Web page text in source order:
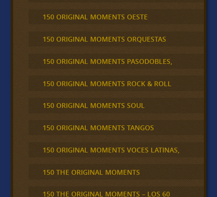
150 ORIGINAL MOMENTS OESTE
150 ORIGINAL MOMENTS ORQUESTAS
150 ORIGINAL MOMENTS PASODOBLES,
150 ORIGINAL MOMENTS ROCK & ROLL
150 ORIGINAL MOMENTS SOUL
150 ORIGINAL MOMENTS TANGOS
150 ORIGINAL MOMENTS VOCES LATINAS,
150 THE ORIGINAL MOMENTS
150 THE ORIGINAL MOMENTS – LOS 60